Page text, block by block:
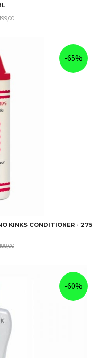
Rabatt
KINKS CONDITIONER - 275
Rabatt
-65%
-60%